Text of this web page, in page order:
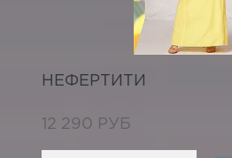
НЕФЕРТИТИ
12 290 РУБ